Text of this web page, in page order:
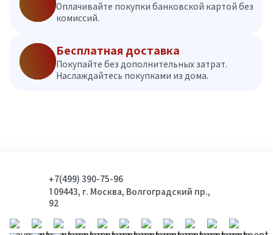
Оплачивайте покупки банковской картой без
комиссий.
Бесплатная доставка
Покупайте без дополнительных затрат.
Наслаждайтесь покупками из дома.
+7(499) 390-75-96
109443, г. Москва, Волгоградский пр.,
92